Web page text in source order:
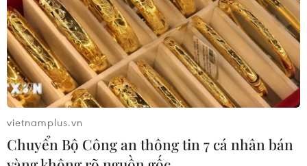
07/08/2026 08:21
Hạn hán nghiêm trọng đe dọa "huyết
mạch" kinh tế châu Âu
07/08/2026 07:58
Xem thêm
vietnamplus.vn
Chuyển Bộ Công an thông tin 7 cá nhân bán